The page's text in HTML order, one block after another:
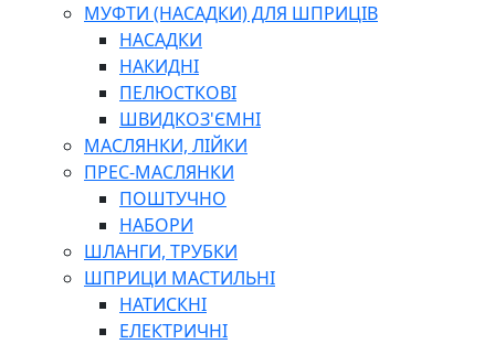
МУФТИ (НАСАДКИ) ДЛЯ ШПРИЦІВ
НАСАДКИ
НАКИДНІ
ПЕЛЮСТКОВІ
ШВИДКОЗ'ЄМНІ
МАСЛЯНКИ, ЛІЙКИ
ПРЕС-МАСЛЯНКИ
ПОШТУЧНО
НАБОРИ
ШЛАНГИ, ТРУБКИ
ШПРИЦИ МАСТИЛЬНІ
НАТИСКНІ
ЕЛЕКТРИЧНІ